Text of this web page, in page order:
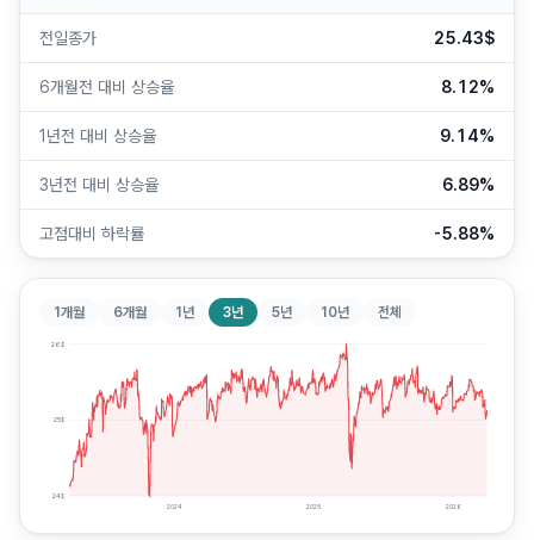
전일종가 25.43$
6개월전 대비 상승율 8.12%
1년전 대비 상승율 9.14%
3년전 대비 상승율 6.89%
고점대비 하락률 -5.88%
1개월 6개월 1년 3년 5년 10년 전체
26$
25$
24$
2024 2025 2026